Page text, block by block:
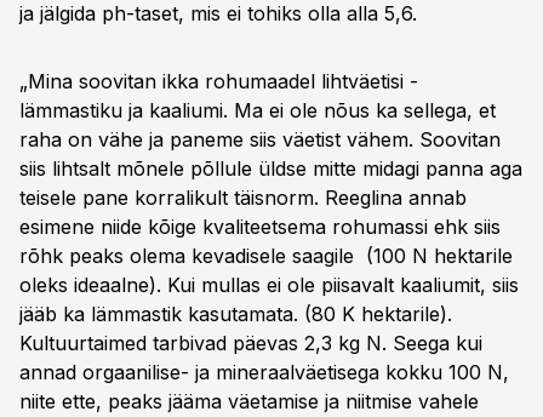
ja jälgida ph-taset, mis ei tohiks olla alla 5,6.
„Mina soovitan ikka rohumaadel lihtväetisi -
lämmastiku ja kaaliumi. Ma ei ole nõus ka sellega, et
raha on vähe ja paneme siis väetist vähem. Soovitan
siis lihtsalt mõnele põllule üldse mitte midagi panna aga
teisele pane korralikult täisnorm. Reeglina annab
esimene niide kõige kvaliteetsema rohumassi ehk siis
rõhk peaks olema kevadisele saagile (100 N hektarile
oleks ideaalne). Kui mullas ei ole piisavalt kaaliumit, siis
jääb ka lämmastik kasutamata. (80 K hektarile).
Kultuurtaimed tarbivad päevas 2,3 kg N. Seega kui
annad orgaanilise- ja mineraalväetisega kokku 100 N,
niite ette, peaks jääma väetamise ja niitmise vahele